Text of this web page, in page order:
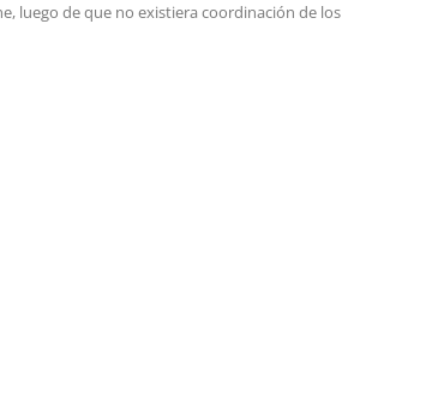
luego de que no existiera coordinación de los